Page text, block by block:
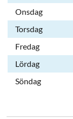
Onsdag
Torsdag
Fredag
Lördag
Söndag